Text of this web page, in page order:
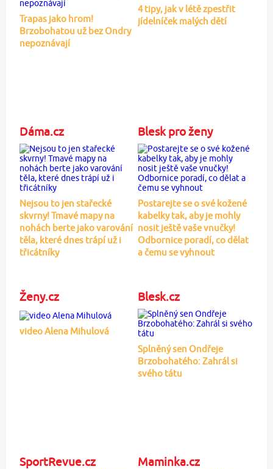
Trapas jako hrom!
Brzobohatou už bez Ondry
nepoznávají
4 tipy, jak v létě zpestřit
jídelníček malých dětí
Dáma.cz
Nejsou to jen stařecké
skvrny! Tmavé mapy na
nohách berte jako varování
těla, které dnes trápí už i
třicátníky
Blesk pro ženy
Postarejte se o své kožené
kabelky tak, aby je mohly
nosit ještě vaše vnučky!
Odbornice poradí, co dělat
a čemu se vyhnout
Ženy.cz
video Alena Mihulová
Blesk.cz
Splněný sen Ondřeje
Brzobohatého: Zahrál si
svého tátu
SportRevue.cz Maminka.cz